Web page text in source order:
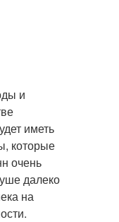
и
иметь
которые
очень
далеко
на